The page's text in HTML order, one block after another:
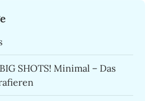
SHOTS! Minimal – Das